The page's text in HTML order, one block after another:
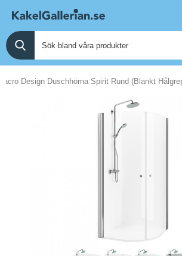
Design Duschhörna Spirit Rund (Blankt